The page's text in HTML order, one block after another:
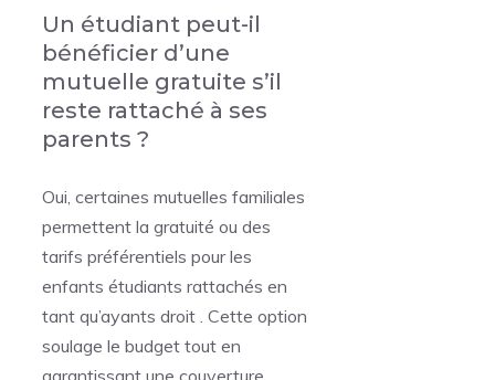
Un étudiant peut-il
bénéficier d’une
mutuelle gratuite s’il
reste rattaché à ses
parents ?
Oui, certaines mutuelles familiales
permettent la gratuité ou des
tarifs préférentiels pour les
enfants étudiants rattachés en
tant qu’ayants droit . Cette option
soulage le budget tout en